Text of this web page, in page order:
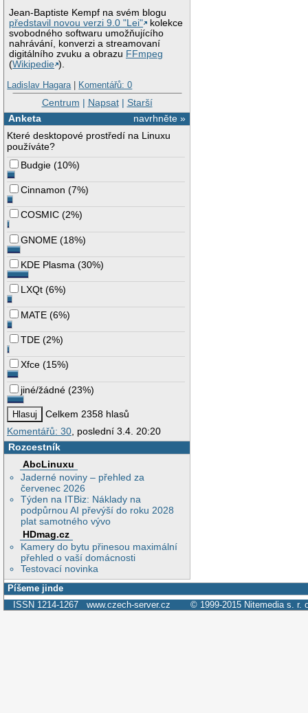
Jean-Baptiste Kempf na svém blogu
představil novou verzi 9.0 "Lei"
kolekce
svobodného softwaru umožňujícího
nahrávání, konverzi a streamovaní
digitálního zvuku a obrazu FFmpeg
(Wikipedie ).
Ladislav Hagara | Komentářů: 0
Centrum | Napsat| Starší
navrhněte »
Anketa
Které desktopové prostředí na Linuxu
používáte?
Budgie (10%)
Cinnamon (7%)
COSMIC (2%)
GNOME (18%)
KDE Plasma (30%)
LXQt (6%)
MATE (6%)
TDE (2%)
Xfce (15%)
jiné/žádné (23%)
Celkem 2358 hlasů
Komentářů: 30, poslední 3.4. 20:20
Rozcestník
AbcLinuxu
Jaderné noviny – přehled za
červenec 2026
Týden na ITBiz: Náklady na
podpůrnou AI převýší do roku 2028
plat samotného vývo
HDmag.cz
Kamery do bytu přinesou maximální
přehled o vaší domácnosti
Testovací novinka
Píšeme jinde
ISSN 1214-1267 www.czech-server.cz © 1999-2015 Nitemedia s. r.